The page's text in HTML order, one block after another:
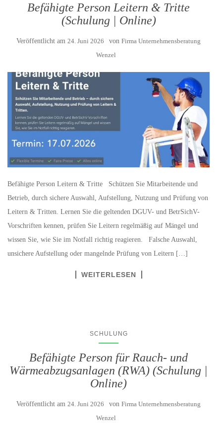
Befähigte Person Leitern & Tritte
(Schulung | Online)
Veröffentlicht am 24. Juni 2026 von Firma Unternehmensberatung
Wenzel
Befähigte Person Leitern & Tritte Schützen Sie Mitarbeitende und
Betrieb, durch sichere Auswahl, Aufstellung, Nutzung und Prüfung von
Leitern & Tritten. Lernen Sie die geltenden DGUV- und BetrSichV-
Vorschriften kennen, prüfen Sie Leitern regelmäßig auf Mängel und
wissen Sie, wie Sie im Notfall richtig reagieren. Falsche Auswahl,
unsichere Aufstellung oder mangelnde Prüfung von Leitern […]
WEITERLESEN
SCHULUNG
Befähigte Person für Rauch- und
Wärmeabzugsanlagen (RWA) (Schulung |
Online)
Veröffentlicht am 24. Juni 2026 von Firma Unternehmensberatung
Wenzel